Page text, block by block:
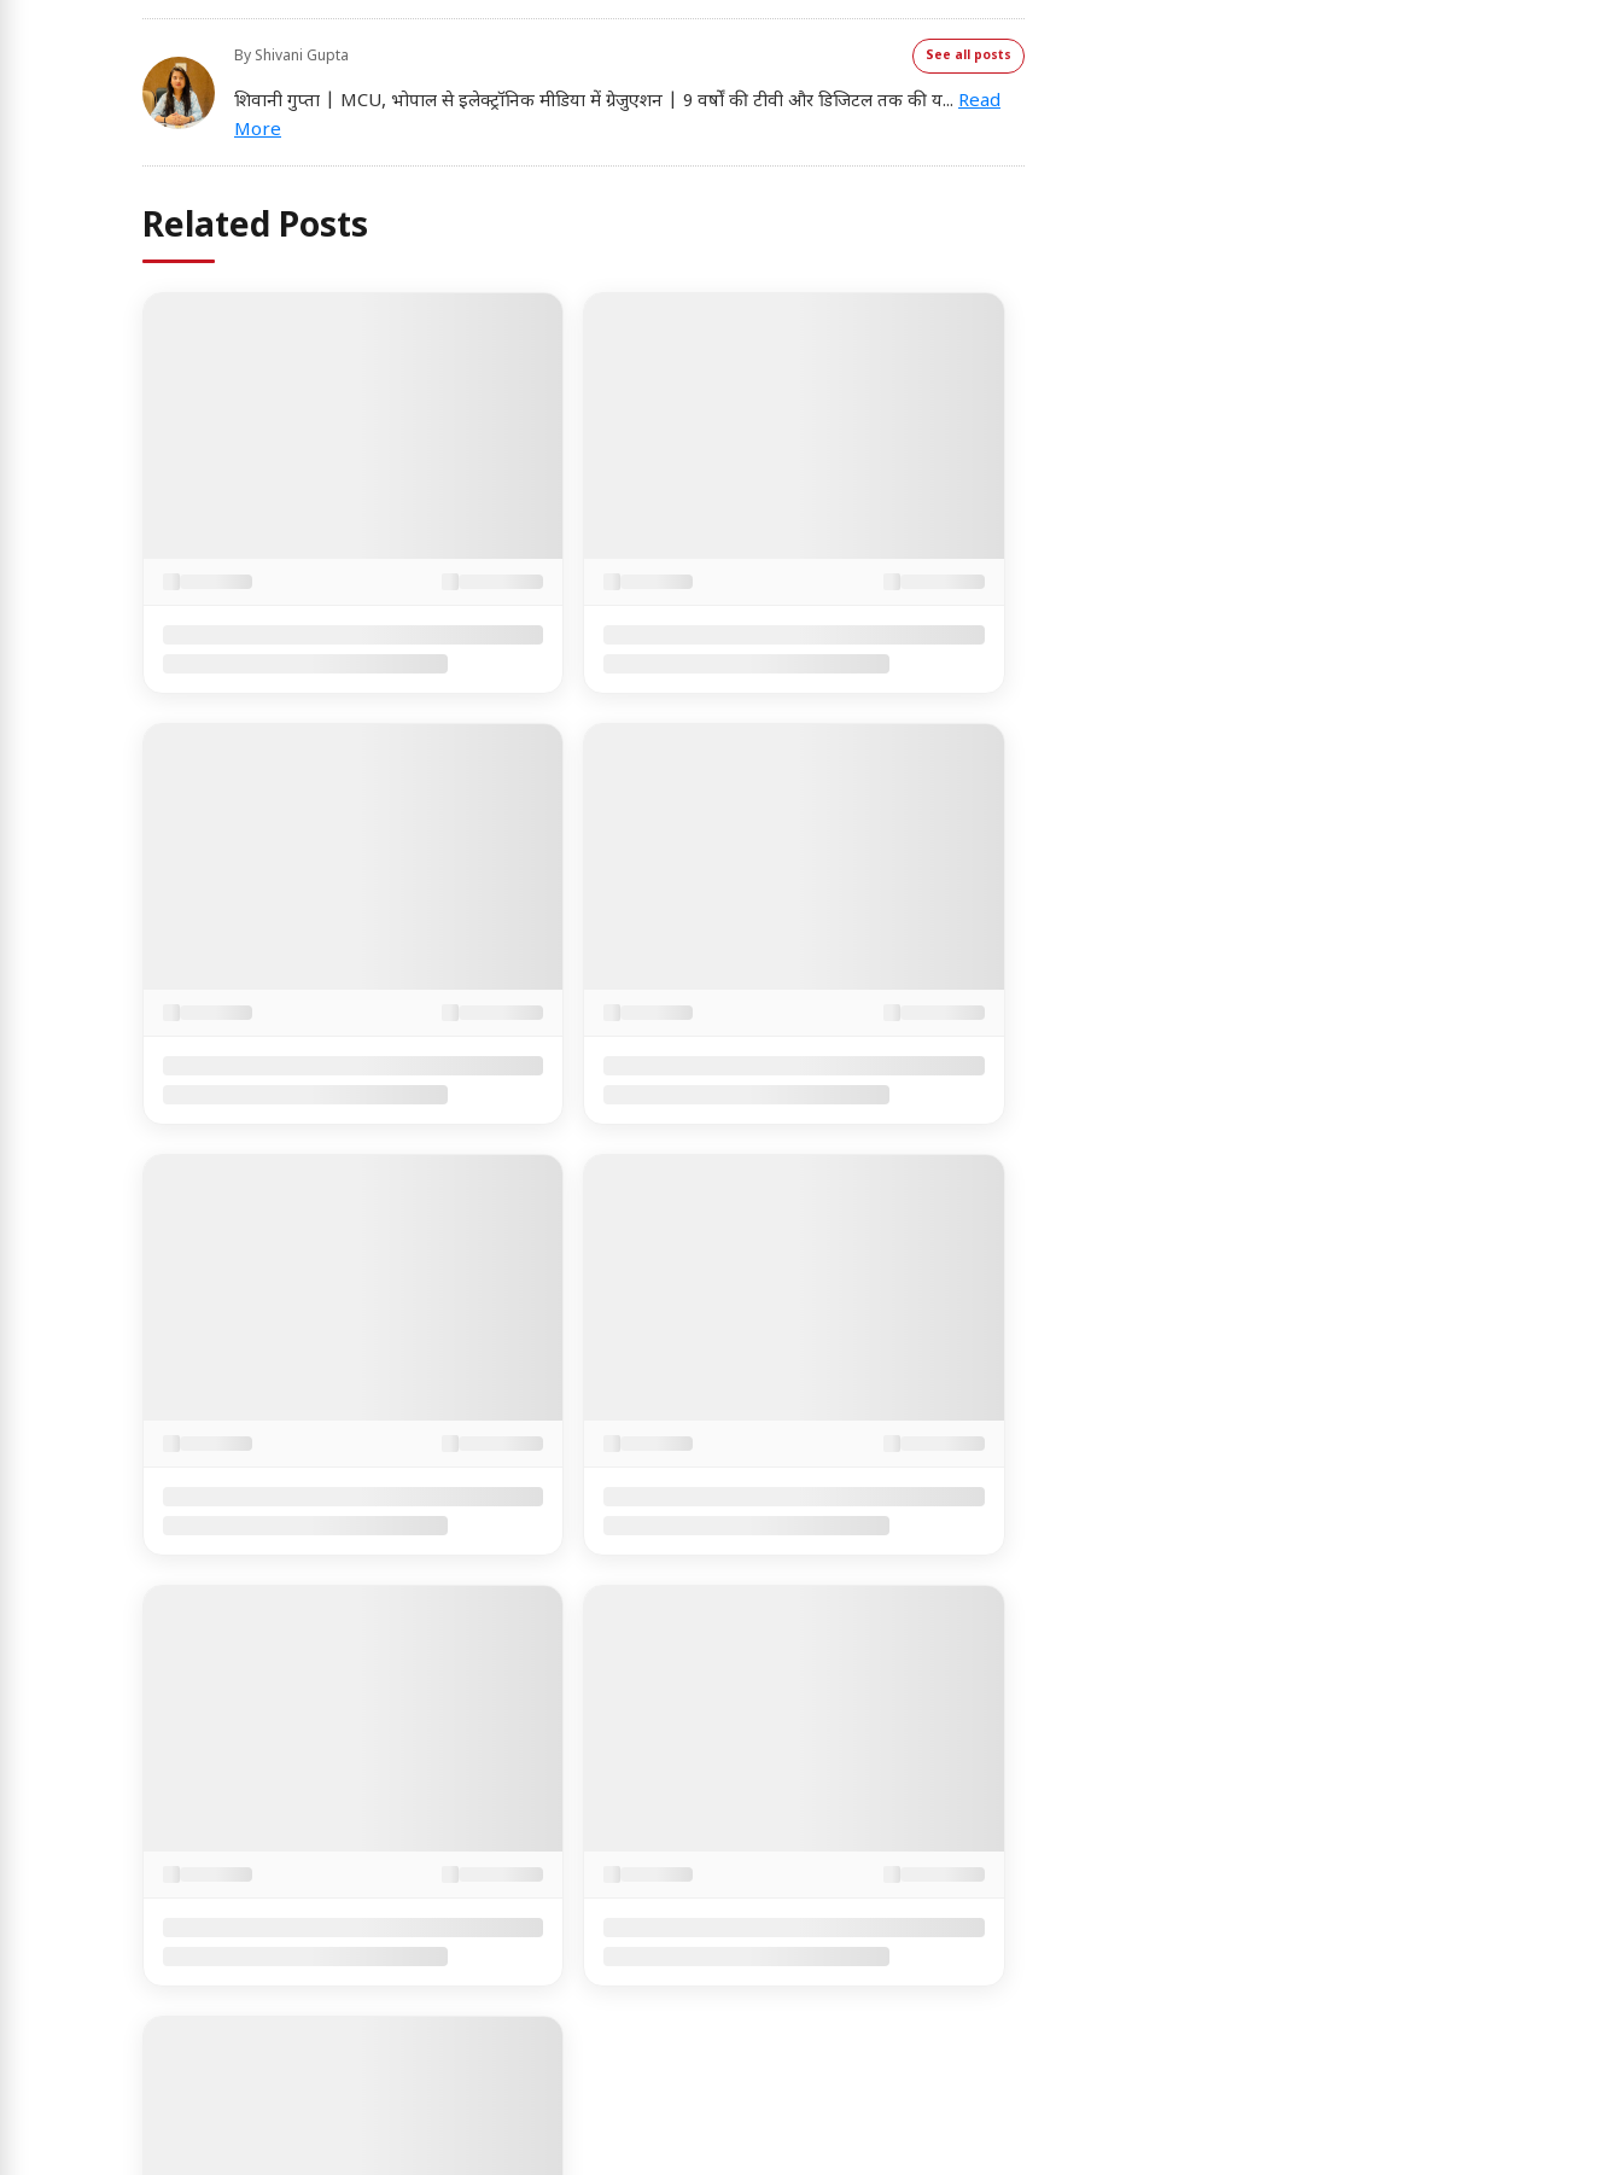
By Shivani Gupta See all posts
शिवानी गुप्ता | MCU, भोपाल से इलेक्ट्रॉनिक मीडिया में ग्रेजुएशन | 9 वर्षों की टीवी और डिजिटल तक की य... Read
More
Related Posts